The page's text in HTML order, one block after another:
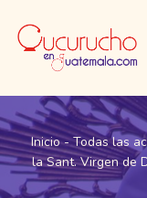
Saltar
contenido
Inicio-Todas las
la Sant. Virgen de